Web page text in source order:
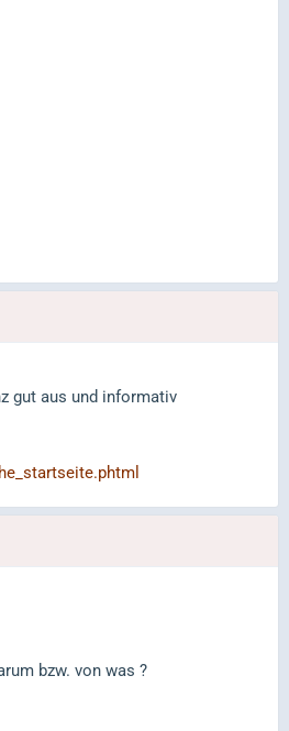
gut aus und informativ
bzw. von was ?